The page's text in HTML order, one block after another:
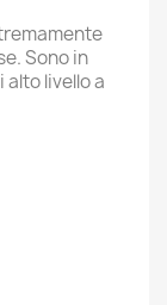
Sono in
livello a